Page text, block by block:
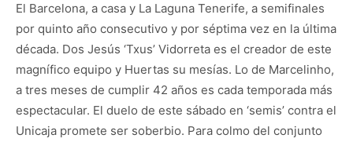
El Barcelona, a casa y La Laguna Tenerife, a semifinales
por quinto año consecutivo y por séptima vez en la última
década. Dos Jesús ‘Txus’ Vidorreta es el creador de este
magnífico equipo y Huertas su mesías. Lo de Marcelinho,
a tres meses de cumplir 42 años es cada temporada más
espectacular. El duelo de este sábado en ‘semis’ contra el
Unicaja promete ser soberbio. Para colmo del conjunto